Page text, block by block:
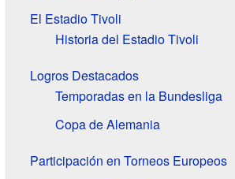
El Estadio Tivoli
Historia del Estadio Tivoli
Logros Destacados
Temporadas en la Bundesliga
Copa de Alemania
Participación en Torneos Europeos